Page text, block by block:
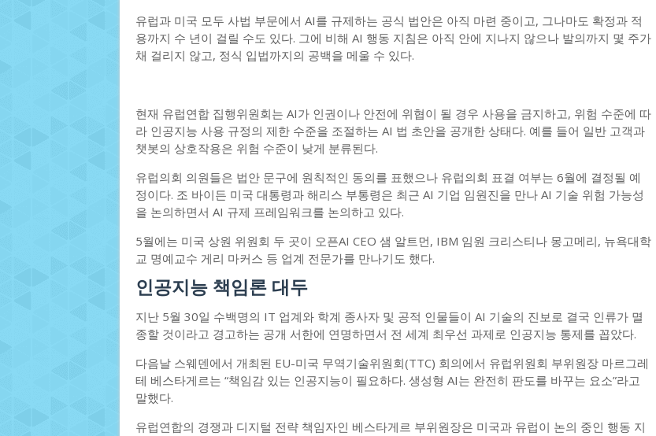
유럽과 미국 모두 사법 부문에서 AI를 규제하는 공식 법안은 아직 마련 중이고, 그나마도 확정과 적
용까지 수 년이 걸릴 수도 있다. 그에 비해 AI 행동 지침은 아직 안에 지나지 않으나 발의까지 몇 주가
채 걸리지 않고, 정식 입법까지의 공백을 메울 수 있다.
현재 유럽연합 집행위원회는 AI가 인권이나 안전에 위협이 될 경우 사용을 금지하고, 위험 수준에 따
라 인공지능 사용 규정의 제한 수준을 조절하는 AI 법 초안을 공개한 상태다. 예를 들어 일반 고객과
챗봇의 상호작용은 위험 수준이 낮게 분류된다.
유럽의회 의원들은 법안 문구에 원칙적인 동의를 표했으나 유럽의회 표결 여부는 6월에 결정될 예
정이다. 조 바이든 미국 대통령과 해리스 부통령은 최근 AI 기업 임원진을 만나 AI 기술 위험 가능성
을 논의하면서 AI 규제 프레임워크를 논의하고 있다.
5월에는 미국 상원 위원회 두 곳이 오픈AI CEO 샘 알트먼, IBM 임원 크리스티나 몽고메리, 뉴욕대학
교 명예교수 게리 마커스 등 업계 전문가를 만나기도 했다.
인공지능 책임론 대두
지난 5월 30일 수백명의 IT 업계와 학계 종사자 및 공적 인물들이 AI 기술의 진보로 결국 인류가 멸
종할 것이라고 경고하는 공개 서한에 연명하면서 전 세계 최우선 과제로 인공지능 통제를 꼽았다.
다음날 스웨덴에서 개최된 EU-미국 무역기술위원회(TTC) 회의에서 유럽위원회 부위원장 마르그레
테 베스타게르는 “책임감 있는 인공지능이 필요하다. 생성형 AI는 완전히 판도를 바꾸는 요소”라고
말했다.
유럽연합의 경쟁과 디지털 전략 책임자인 베스타게르 부위원장은 미국과 유럽이 논의 중인 행동 지